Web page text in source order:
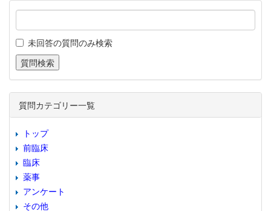
未回答の質問のみ検索
質問カテゴリー一覧
トップ
前臨床
臨床
薬事
アンケート
その他